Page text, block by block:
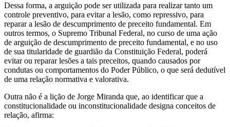
Dessa forma, a arguição pode ser utilizada para realizar tanto um
controle preventivo, para evitar a lesão, como repressivo, para
reparar a lesão de descumprimento de preceito fundamental. Em
outros termos, o Supremo Tribunal Federal, no curso de uma ação
de arguição de descumprimento de preceito fundamental, e no uso
de sua titularidade de guardião da Constituição Federal, poderá
evitar ou reparar lesões a tais preceitos, quando causados por
condutas ou comportamentos do Poder Público, o que será dedutível
de uma relação normativa e valorativa.
Outra não é a lição de Jorge Miranda que, ao identificar que a
constitucionalidade ou inconstitucionalidade designa conceitos de
relação, afirma: